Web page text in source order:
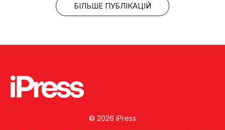
БІЛЬШЕ ПУБЛІКАЦІЙ
© 2026 iPress